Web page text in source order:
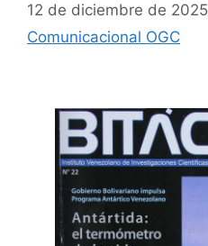
12 de diciembre de 2025
Comunicacional OGC